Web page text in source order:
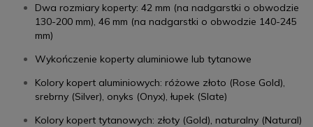
Dwa rozmiary koperty: 42 mm (na nadgarstki o obwodzie
130-200 mm), 46 mm (na nadgarstki o obwodzie 140-245
mm)
Wykończenie koperty aluminiowe lub tytanowe
Kolory kopert aluminiowych: różowe złoto (Rose Gold),
srebrny (Silver), onyks (Onyx), łupek (Slate)
Kolory kopert tytanowych: złoty (Gold), naturalny (Natural)